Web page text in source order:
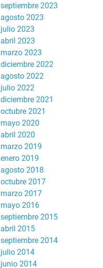
septiembre 2023
agosto 2023
julio 2023
abril 2023
marzo 2023
diciembre 2022
agosto 2022
julio 2022
diciembre 2021
octubre 2021
mayo 2020
abril 2020
marzo 2019
enero 2019
agosto 2018
octubre 2017
marzo 2017
mayo 2016
septiembre 2015
abril 2015
septiembre 2014
julio 2014
junio 2014